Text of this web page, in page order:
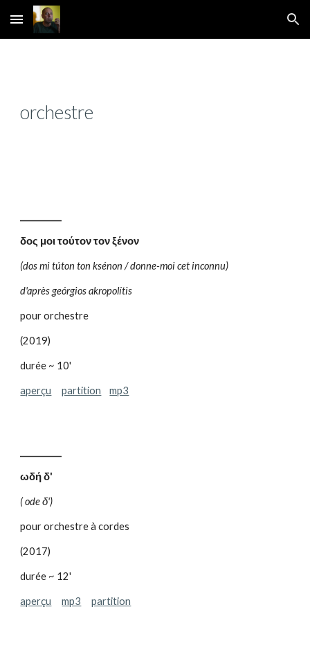
Skip to main content Skip to navigation
orchestre
δος μοι τούτον τον ξένον
(dos mi túton ton ksénon / donne-moi cet inconnu)
d'après geórgios akropolítis
pour orchestre
(2019)
durée ~ 10'
aperçu partition mp3
ωδή δ'
( ode δ')
pour orchestre à cordes
(2017)
durée ~ 12'
aperçu mp3 partition